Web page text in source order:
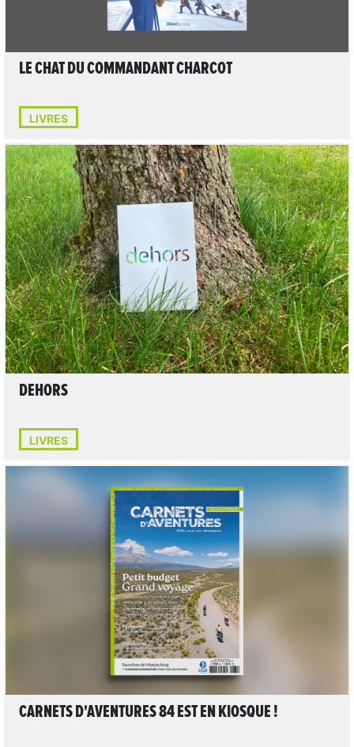
LE CHAT DU COMMANDANT CHARCOT
LIVRES
LIRE L'ARTICLE
DEHORS
LIVRES
LIRE L'ARTICLE
CARNETS D'AVENTURES 84 EST EN KIOSQUE !